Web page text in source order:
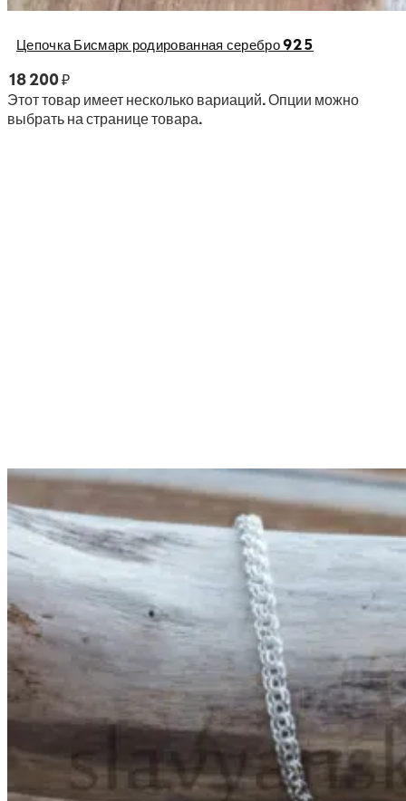
Цепочка Бисмарк родированная серебро 925
18 200₽
Этот товар имеет несколько вариаций. Опции можно
выбрать на странице товара.